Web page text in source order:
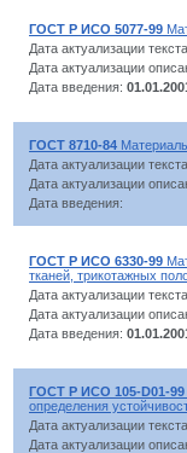
ГОСТ Р ИСО 5077-99
Дата актуализации
Дата актуализации
Дата введения:
ГОСТ 8710-84
Дата актуализации
Дата актуализации
Дата введения:
ГОСТ Р ИСО 6330-99
тканей, трикотажных
Дата актуализации
Дата актуализации
Дата введения:
ГОСТ Р ИСО 105-D01-99
определения
Дата актуализации
Дата актуализации